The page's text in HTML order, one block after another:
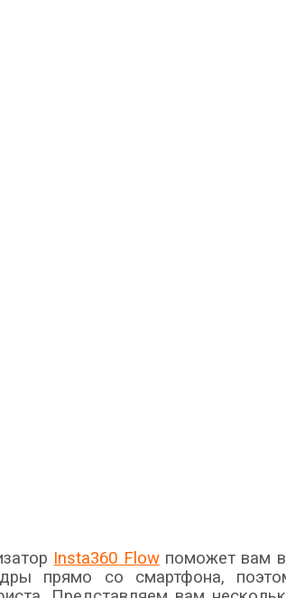
Insta360 Flowпоможет вам
прямо со смартфона,